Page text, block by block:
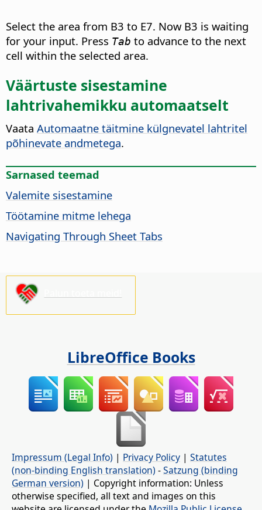
Select the area from B3 to E7. Now B3 is waiting
for your input. Press Tab to advance to the next
cell within the selected area.
Väärtuste sisestamine
lahtrivahemikku automaatselt
Vaata Automaatne täitmine külgnevatel lahtritel
põhinevate andmetega.
Sarnased teemad
Valemite sisestamine
Töötamine mitme lehega
Navigating Through Sheet Tabs
LibreOffice Books
Impressum (Legal Info) | Privacy Policy | Statutes
(non-binding English translation) -Satzung (binding
German version) | Copyright information: Unless
otherwise specified, all text and images on this